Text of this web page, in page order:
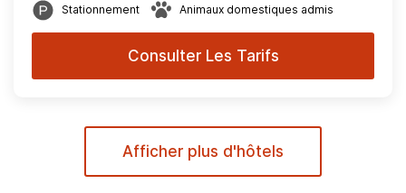
Stationnement Animaux domestiques admis
Consulter Les Tarifs
Afficher plus d'hôtels